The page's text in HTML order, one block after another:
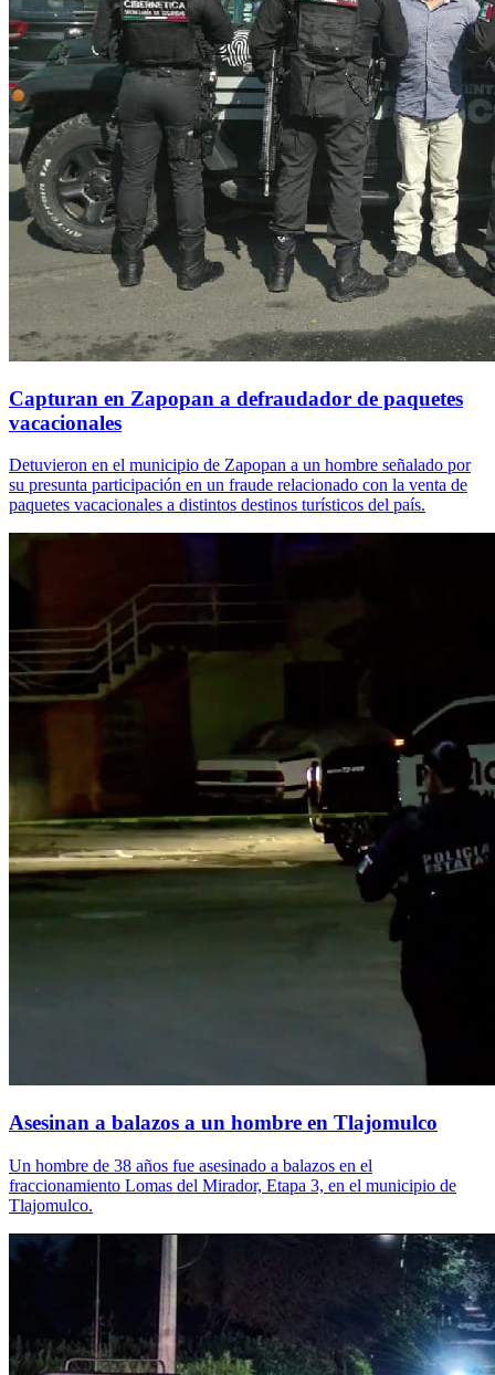
Capturan en Zapopan a defraudador de paquetes
vacacionales
Detuvieron en el municipio de Zapopan a un hombre señalado por
su presunta participación en un fraude relacionado con la venta de
paquetes vacacionales a distintos destinos turísticos del país.
Asesinan a balazos a un hombre en Tlajomulco
Un hombre de 38 años fue asesinado a balazos en el
fraccionamiento Lomas del Mirador, Etapa 3, en el municipio de
Tlajomulco.